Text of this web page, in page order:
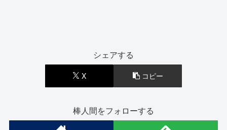
シェアする
X コピー
棒人間をフォローする